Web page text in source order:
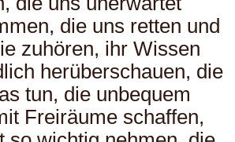
die uns retten und
zuhören, ihr Wissen
herüberschauen, die
tun, die unbequem
Freiräume schaffen,